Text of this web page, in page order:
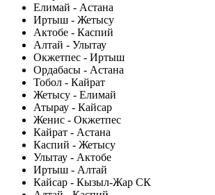
Елимай - Астана
Иртыш - Жетысу
Актобе - Каспий
Алтай - Улытау
Окжетпес - Иртыш
Ордабасы - Астана
Тобол - Кайрат
Жетысу - Елимай
Атырау - Кайсар
Женис - Окжетпес
Кайрат - Астана
Каспий - Жетысу
Улытау - Актобе
Иртыш - Алтай
Кайсар - Кызыл-Жар СК